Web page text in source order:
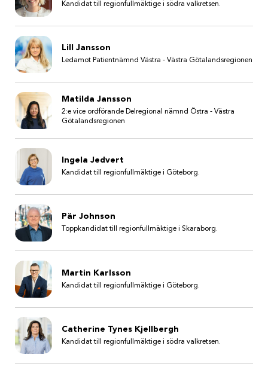
Kandidat till regionfullmäktige i södra valkretsen.
Lill Jansson
Ledamot Patientnämnd Västra - Västra Götalandsregionen
Matilda Jansson
2:e vice ordförande Delregional nämnd Östra - Västra
Götalandsregionen
Ingela Jedvert
Kandidat till regionfullmäktige i Göteborg.
Pär Johnson
Toppkandidat till regionfullmäktige i Skaraborg.
Martin Karlsson
Kandidat till regionfullmäktige i Göteborg.
Catherine Tynes Kjellbergh
Kandidat till regionfullmäktige i södra valkretsen.